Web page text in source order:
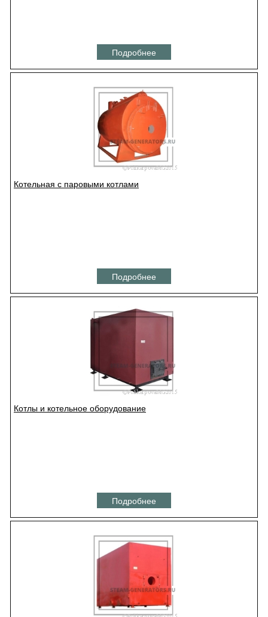
Подробнее
Котельная с паровыми котлами
Подробнее
Котлы и котельное оборудование
Подробнее